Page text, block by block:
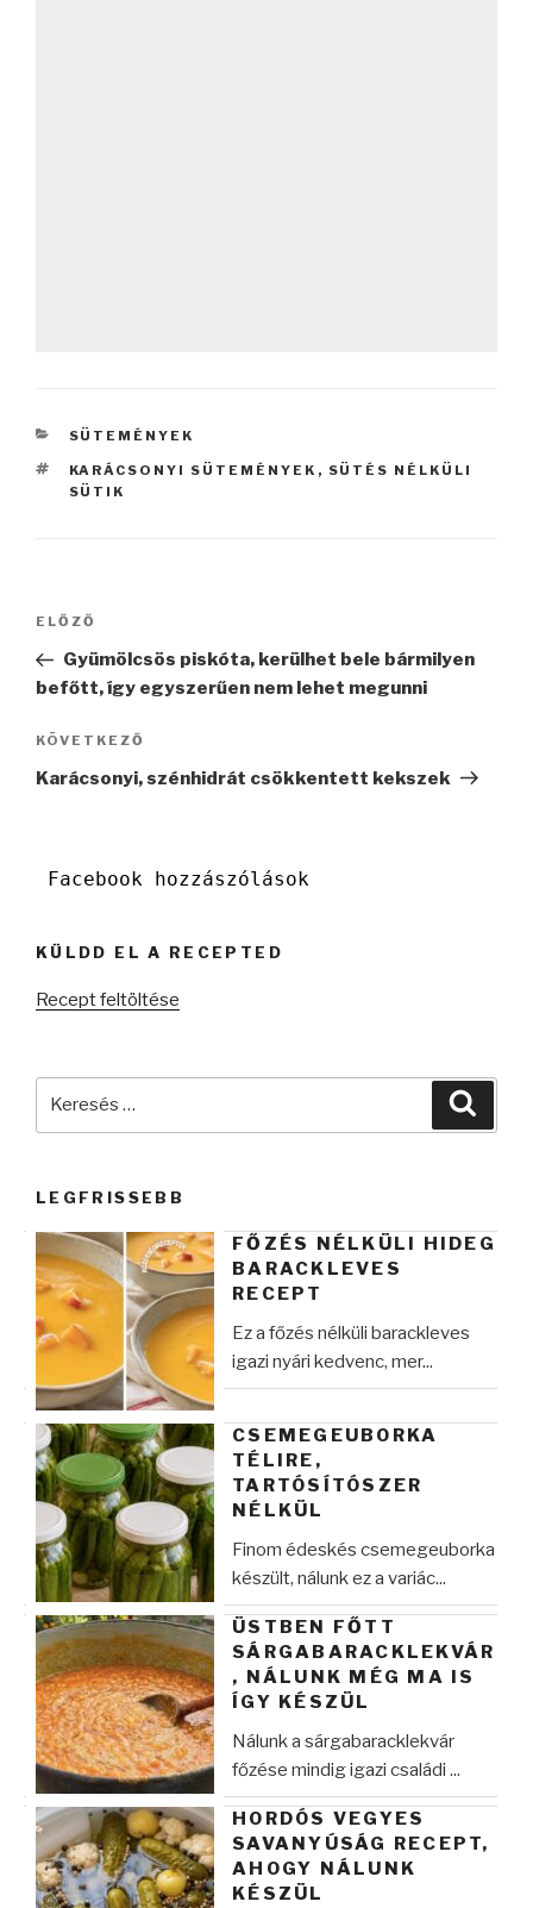
KATEGÓRIÁK
SÜTEMÉNYEK
CÍMKÉK
KARÁCSONYI SÜTEMÉNYEK , SÜTÉS NÉLKÜLI
SÜTIK
Bejegyzés
Korábbi
bejegyzés
ELŐZŐ
Gyümölcsös piskóta, kerülhet bele bármilyen
befőtt, így egyszerűen nem lehet megunni
Következő
bejegyzés
KÖVETKEZŐ
Karácsonyi, szénhidrát csökkentett kekszek
Facebook hozzászólások
KÜLDD EL A RECEPTED
Recept feltöltése
LEGFRISSEBB
FŐZÉS NÉLKÜLI HIDEG
BARACKLEVES
RECEPT
Ez a főzés nélküli barackleves
igazi nyári kedvenc, mer...
CSEMEGEUBORKA
TÉLIRE,
TARTÓSÍTÓSZER
NÉLKÜL
Finom édeskés csemegeuborka
készült, nálunk ez a variác...
ÜSTBEN FŐTT
SÁRGABARACKLEKVÁR
, NÁLUNK MÉG MA IS
ÍGY KÉSZÜL
Nálunk a sárgabaracklekvár
főzése mindig igazi családi ...
HORDÓS VEGYES
SAVANYÚSÁG RECEPT,
AHOGY NÁLUNK
KÉSZÜL